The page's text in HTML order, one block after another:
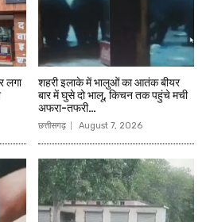
लगा
शहरी इलाके में भालुओं का आतंक बीयर
बार में घुसे दो भालू, किचन तक पहुंचे मची
अफरा-तफरी…
छत्तीसगढ़ August 7, 2026